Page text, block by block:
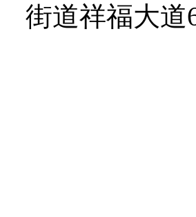
街道祥福大道